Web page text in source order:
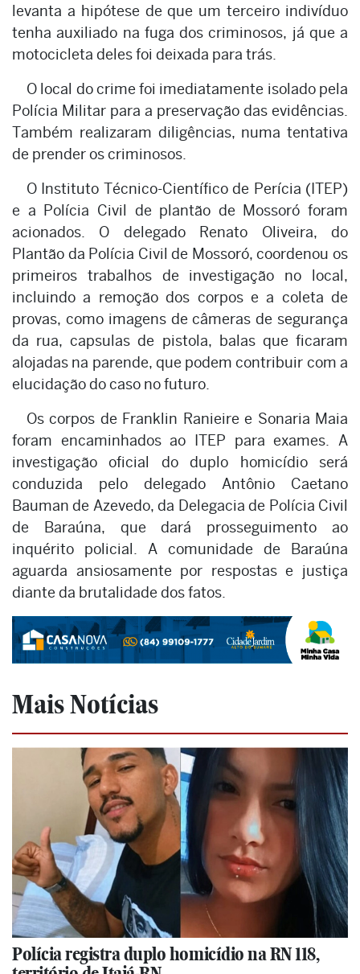
levanta a hipótese de que um terceiro indivíduo
tenha auxiliado na fuga dos criminosos, já que a
motocicleta deles foi deixada para trás.
O local do crime foi imediatamente isolado pela
Polícia Militar para a preservação das evidências.
Também realizaram diligências, numa tentativa
de prender os criminosos.
O Instituto Técnico-Científico de Perícia (ITEP)
e a Polícia Civil de plantão de Mossoró foram
acionados. O delegado Renato Oliveira, do
Plantão da Polícia Civil de Mossoró, coordenou os
primeiros trabalhos de investigação no local,
incluindo a remoção dos corpos e a coleta de
provas, como imagens de câmeras de segurança
da rua, capsulas de pistola, balas que ficaram
alojadas na parende, que podem contribuir com a
elucidação do caso no futuro.
Os corpos de Franklin Ranieire e Sonaria Maia
foram encaminhados ao ITEP para exames. A
investigação oficial do duplo homicídio será
conduzida pelo delegado Antônio Caetano
Bauman de Azevedo, da Delegacia de Polícia Civil
de Baraúna, que dará prosseguimento ao
inquérito policial. A comunidade de Baraúna
aguarda ansiosamente por respostas e justiça
diante da brutalidade dos fatos.
Mais Notícias
Polícia registra duplo homicídio na RN 118,